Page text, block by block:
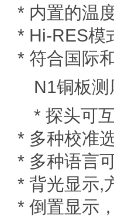
* 内置的温
* Hi-RES模
* 符合国际
N1铜板测
* 探头可
* 多种校准
* 多种语言
* 背光显示,
* 倒置显示